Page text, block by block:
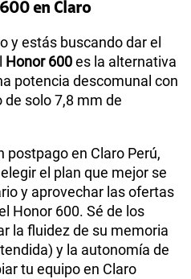
en Claro
y estás buscando dar el
Honor 600es la alternativa
potencia descomunal con
solo 7,8 mm de
postpago en Claro Perú,
el plan que mejor se
y aprovechar las ofertas
Honor 600. Sé de los
la fluidez de su memoria
y la autonomía de
tu equipo en Claro